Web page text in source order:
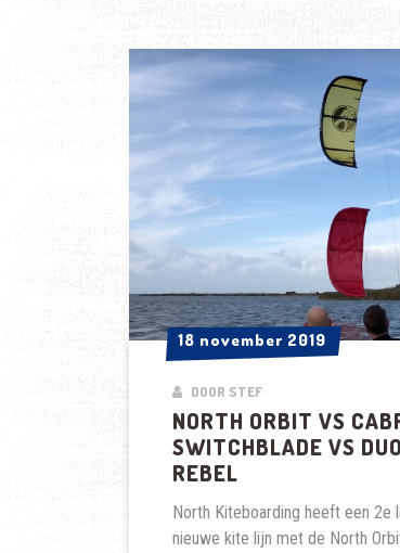
18 november 2019
18 november 2019
DOOR STEF
NORTH ORBIT VS
SWITCHBLADE VS
REBEL
North Kiteboarding heeft een 2e
nieuwe kite lijn met de North